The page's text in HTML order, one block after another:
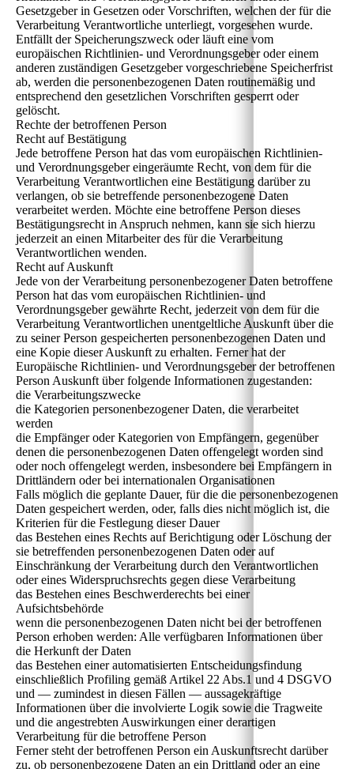
Gesetzgeber in Gesetzen oder Vorschriften, welchen der für die
Verarbeitung Verantwortliche unterliegt, vorgesehen wurde.
Entfällt der Speicherungszweck oder läuft eine vom
europäischen Richtlinien- und Verordnungsgeber oder einem
anderen zuständigen Gesetzgeber vorgeschriebene Speicherfrist
ab, werden die personenbezogenen Daten routinemäßig und
entsprechend den gesetzlichen Vorschriften gesperrt oder
gelöscht.
Rechte der betroffenen Person
Recht auf Bestätigung
Jede betroffene Person hat das vom europäischen Richtlinien-
und Verordnungsgeber eingeräumte Recht, von dem für die
Verarbeitung Verantwortlichen eine Bestätigung darüber zu
verlangen, ob sie betreffende personenbezogene Daten
verarbeitet werden. Möchte eine betroffene Person dieses
Bestätigungsrecht in Anspruch nehmen, kann sie sich hierzu
jederzeit an einen Mitarbeiter des für die Verarbeitung
Verantwortlichen wenden.
Recht auf Auskunft
Jede von der Verarbeitung personenbezogener Daten betroffene
Person hat das vom europäischen Richtlinien- und
Verordnungsgeber gewährte Recht, jederzeit von dem für die
Verarbeitung Verantwortlichen unentgeltliche Auskunft über die
zu seiner Person gespeicherten personenbezogenen Daten und
eine Kopie dieser Auskunft zu erhalten. Ferner hat der
Europäische Richtlinien- und Verordnungsgeber der betroffenen
Person Auskunft über folgende Informationen zugestanden:
die Verarbeitungszwecke
die Kategorien personenbezogener Daten, die verarbeitet
werden
die Empfänger oder Kategorien von Empfängern, gegenüber
denen die personenbezogenen Daten offengelegt worden sind
oder noch offengelegt werden, insbesondere bei Empfängern in
Drittländern oder bei internationalen Organisationen
Falls möglich die geplante Dauer, für die die personenbezogenen
Daten gespeichert werden, oder, falls dies nicht möglich ist, die
Kriterien für die Festlegung dieser Dauer
das Bestehen eines Rechts auf Berichtigung oder Löschung der
sie betreffenden personenbezogenen Daten oder auf
Einschränkung der Verarbeitung durch den Verantwortlichen
oder eines Widerspruchsrechts gegen diese Verarbeitung
das Bestehen eines Beschwerderechts bei einer
Aufsichtsbehörde
wenn die personenbezogenen Daten nicht bei der betroffenen
Person erhoben werden: Alle verfügbaren Informationen über
die Herkunft der Daten
das Bestehen einer automatisierten Entscheidungsfindung
einschließlich Profiling gemäß Artikel 22 Abs.1 und 4 DSGVO
und — zumindest in diesen Fällen — aussagekräftige
Informationen über die involvierte Logik sowie die Tragweite
und die angestrebten Auswirkungen einer derartigen
Verarbeitung für die betroffene Person
Ferner steht der betroffenen Person ein Auskunftsrecht darüber
zu, ob personenbezogene Daten an ein Drittland oder an eine